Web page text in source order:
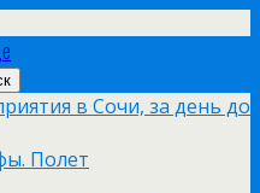
в Сочи, за день до